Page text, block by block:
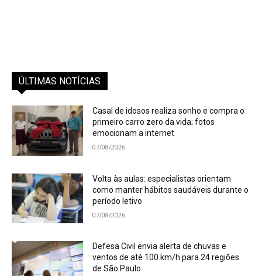
ÚLTIMAS NOTÍCIAS
Casal de idosos realiza sonho e compra o
primeiro carro zero da vida; fotos
emocionam a internet
07/08/2026
Volta às aulas: especialistas orientam
como manter hábitos saudáveis durante o
período letivo
07/08/2026
Defesa Civil envia alerta de chuvas e
ventos de até 100 km/h para 24 regiões
de São Paulo